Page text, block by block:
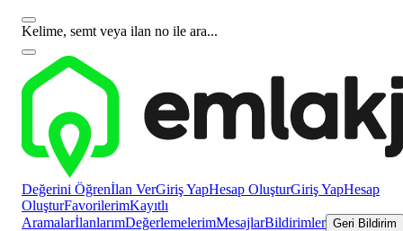
Kelime, semt veya ilan no ile ara...
Değerini Öğrenİlan VerGiriş YapHesap OluşturGiriş YapHesap
OluşturFavorilerimKayıtlı
AramalarİlanlarımDeğerlemelerimMesajlarBildirimler Geri Bildirim